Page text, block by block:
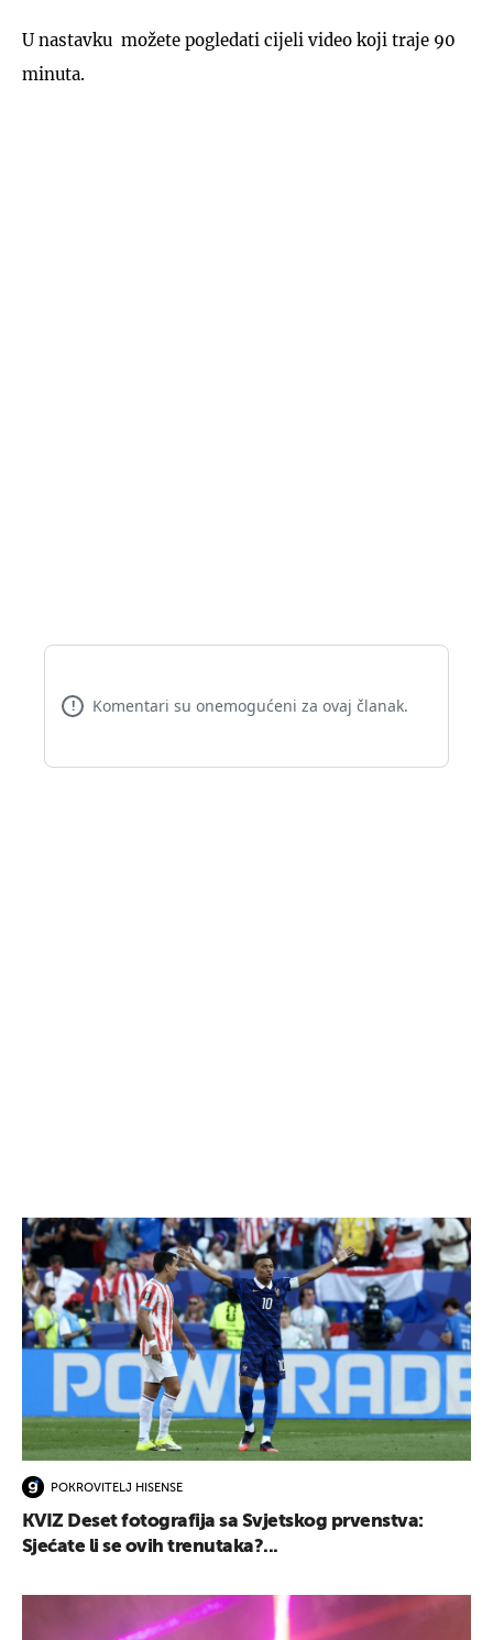
U nastavku možete pogledati cijeli video koji traje 90
minuta.
! Komentari su onemogućeni za ovaj članak.
POKROVITELJ HISENSE
KVIZ Deset fotografija sa Svjetskog prvenstva:
Sjećate li se ovih trenutaka?...